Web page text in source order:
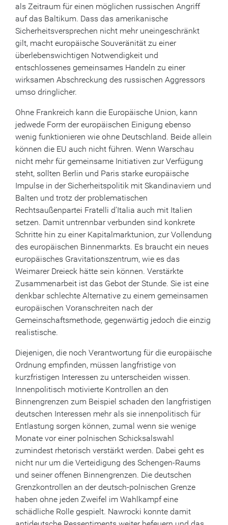
als Zeitraum für einen möglichen russischen Angriff
auf das Baltikum. Dass das amerikanische
Sicherheitsversprechen nicht mehr uneingeschränkt
gilt, macht europäische Souveränität zu einer
überlebenswichtigen Notwendigkeit und
entschlossenes gemeinsames Handeln zu einer
wirksamen Abschreckung des russischen Aggressors
umso dringlicher.
Ohne Frankreich kann die Europäische Union, kann
jedwede Form der europäischen Einigung ebenso
wenig funktionieren wie ohne Deutschland. Beide allein
können die EU auch nicht führen. Wenn Warschau
nicht mehr für gemeinsame Initiativen zur Verfügung
steht, sollten Berlin und Paris starke europäische
Impulse in der Sicherheitspolitik mit Skandinaviern und
Balten und trotz der problematischen
Rechtsaußenpartei Fratelli d’Italia auch mit Italien
setzen. Damit untrennbar verbunden sind konkrete
Schritte hin zu einer Kapitalmarktunion, zur Vollendung
des europäischen Binnenmarkts. Es braucht ein neues
europäisches Gravitationszentrum, wie es das
Weimarer Dreieck hätte sein können. Verstärkte
Zusammenarbeit ist das Gebot der Stunde. Sie ist eine
denkbar schlechte Alternative zu einem gemeinsamen
europäischen Voranschreiten nach der
Gemeinschaftsmethode, gegenwärtig jedoch die einzig
realistische.
Diejenigen, die noch Verantwortung für die europäische
Ordnung empfinden, müssen langfristige von
kurzfristigen Interessen zu unterscheiden wissen.
Innenpolitisch motivierte Kontrollen an den
Binnengrenzen zum Beispiel schaden den langfristigen
deutschen Interessen mehr als sie innenpolitisch für
Entlastung sorgen können, zumal wenn sie wenige
Monate vor einer polnischen Schicksalswahl
zumindest rhetorisch verstärkt werden. Dabei geht es
nicht nur um die Verteidigung des Schengen-Raums
und seiner offenen Binnengrenzen. Die deutschen
Grenzkontrollen an der deutsch-polnischen Grenze
haben ohne jeden Zweifel im Wahlkampf eine
schädliche Rolle gespielt. Nawrocki konnte damit